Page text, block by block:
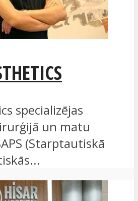
specializējas
un matu
(Starptautiskā